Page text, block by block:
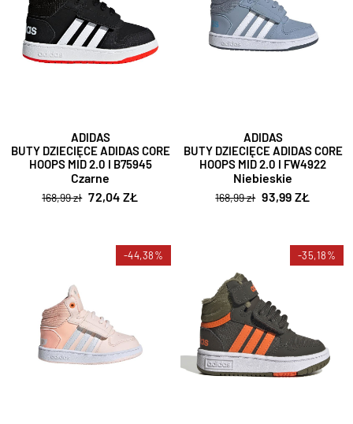
ADIDAS
BUTY DZIECIĘCE ADIDAS CORE
HOOPS MID 2.0 I B75945
Czarne
168,99 zł 72,04 ZŁ
ADIDAS
BUTY DZIECIĘCE ADIDAS CORE
HOOPS MID 2.0 I FW4922
Niebieskie
168,99 zł 93,99 ZŁ
-44,38% -35,18%